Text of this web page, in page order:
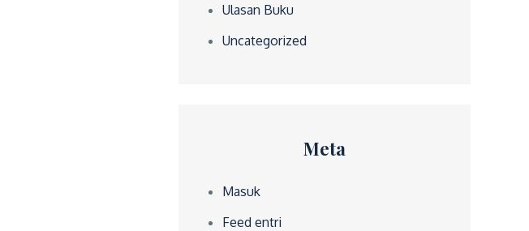
Ulasan Buku
Uncategorized
Meta
Masuk
Feed entri